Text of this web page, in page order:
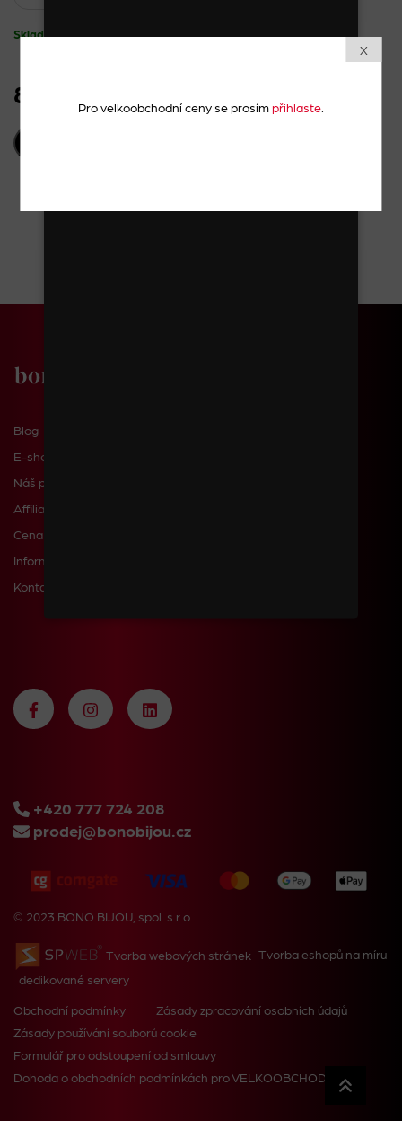
X
Pro velkoobchodní ceny se prosímpřihlaste
Skladem
83 Kč
Blog
E-shop
Náš příběh
Affiliate
Cena dopravy a poštovného
Informace pro zákazníky
Kontakty
+420 777 724 208
prodej@bonobijou.cz
© 2023 BONO BIJOU, spol. s r.o.
Tvorba webových stránek Tvorba eshopů na míru
dedikované servery
Obchodní podmínky
Zásady zpracování osobních údajů
Zásady používání souborů cookie
Formulář pro odstoupení od smlouvy
Dohoda o obchodních podmínkách pro VELKOOBCHOD